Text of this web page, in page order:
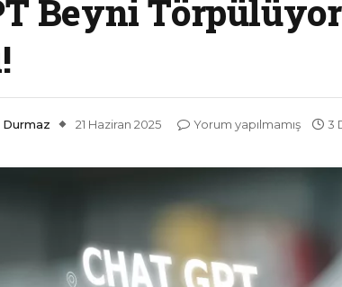
Beyni
21 Haziran 2025 Yorum yapılmamış 3